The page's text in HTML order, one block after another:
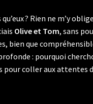
? Rien ne m’y
Olive et Tom, sans
bien que
: pourquoi
pour coller aux attentes